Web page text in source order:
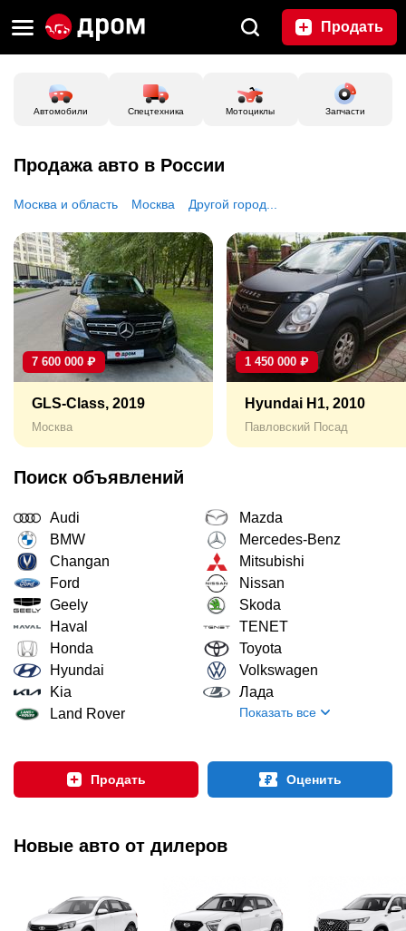
Продать
Автомобили Спецтехника Мотоциклы Запчасти
Продажа авто в России
Москва и область Москва Другой город...
7 600 000 ₽
GLS-Class, 2019
Москва
1 450 000 ₽
Hyundai H1, 2010
Павловский Посад
Поиск объявлений
Audi
BMW
Changan
Ford
Geely
Haval
Honda
Hyundai
Kia
Land Rover
Mazda
Mercedes-Benz
Mitsubishi
Nissan
Skoda
TENET
Toyota
Volkswagen
Лада
Показать все
Продать Оценить
Новые авто от дилеров